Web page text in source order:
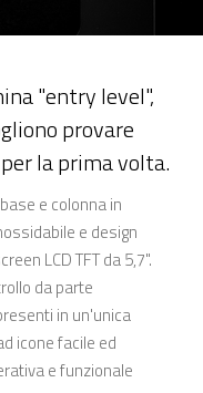
"entry level",
provare
la prima volta.
e colonna in
e design
LCD TFT da 5,7".
da parte
in un'unica
icone facile ed
e funzionale